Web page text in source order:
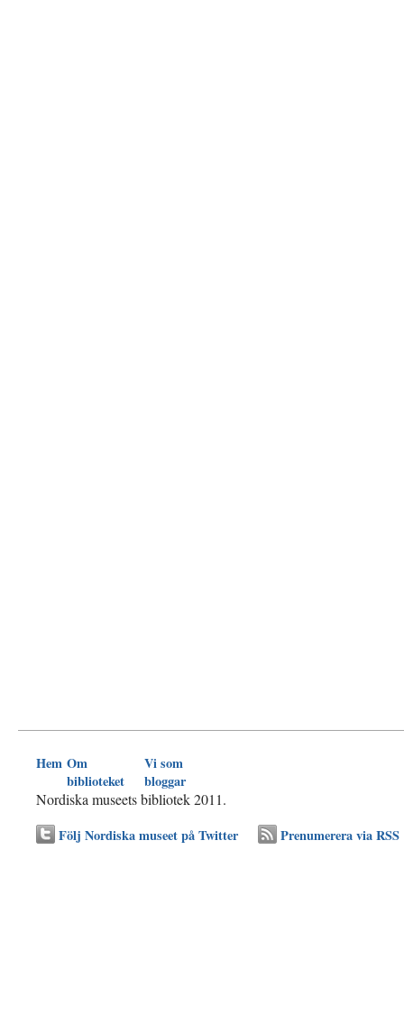
Hem Om
biblioteket
Vi som
bloggar
Nordiska museets bibliotek 2011.
Följ Nordiska museet på Twitter
Prenumerera via RSS